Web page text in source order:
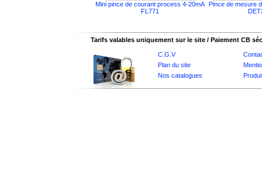
Mini pince de courant process 4-20mA
FL771
Pince de mesure
Tarifs valables uniquement sur le site / Paiement CB
C.G.V
Plan du site
Nos catalogues